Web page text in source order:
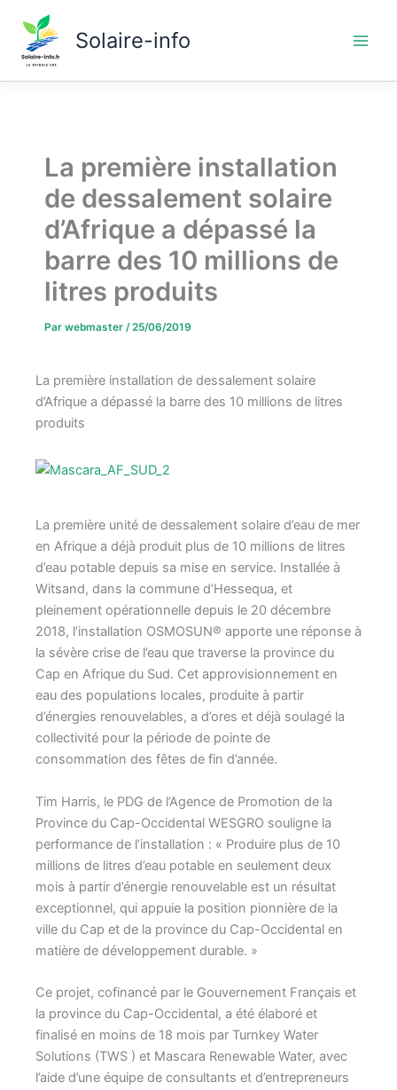
contenu
Solaire-info
La première installation
de dessalement solaire
d’Afrique a dépassé la
barre des 10 millions de
litres produits
Par webmaster /25/06/2019
La première installation de dessalement solaire
d’Afrique a dépassé la barre des 10 millions de litres
produits
La première unité de dessalement solaire d’eau de mer
en Afrique a déjà produit plus de 10 millions de litres
d’eau potable depuis sa mise en service. Installée à
Witsand, dans la commune d’Hessequa, et
pleinement opérationnelle depuis le 20 décembre
2018, l’installation OSMOSUN® apporte une réponse à
la sévère crise de l’eau que traverse la province du
Cap en Afrique du Sud. Cet approvisionnement en
eau des populations locales, produite à partir
d’énergies renouvelables, a d’ores et déjà soulagé la
collectivité pour la période de pointe de
consommation des fêtes de fin d’année.
Tim Harris, le PDG de l’Agence de Promotion de la
Province du Cap-Occidental WESGRO souligne la
performance de l’installation : « Produire plus de 10
millions de litres d’eau potable en seulement deux
mois à partir d’énergie renouvelable est un résultat
exceptionnel, qui appuie la position pionnière de la
ville du Cap et de la province du Cap-Occidental en
matière de développement durable. »
Ce projet, cofinancé par le Gouvernement Français et
la province du Cap-Occidental, a été élaboré et
finalisé en moins de 18 mois par Turnkey Water
Solutions (TWS ) et Mascara Renewable Water, avec
l’aide d’une équipe de consultants et d’entrepreneurs